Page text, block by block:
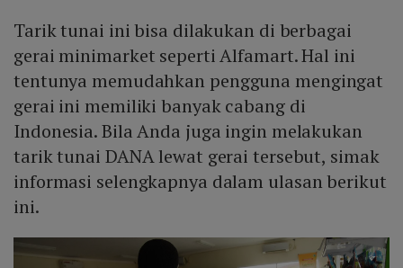
Tarik tunai ini bisa dilakukan di berbagai
gerai minimarket seperti Alfamart. Hal ini
tentunya memudahkan pengguna mengingat
gerai ini memiliki banyak cabang di
Indonesia. Bila Anda juga ingin melakukan
tarik tunai DANA lewat gerai tersebut, simak
informasi selengkapnya dalam ulasan berikut
ini.